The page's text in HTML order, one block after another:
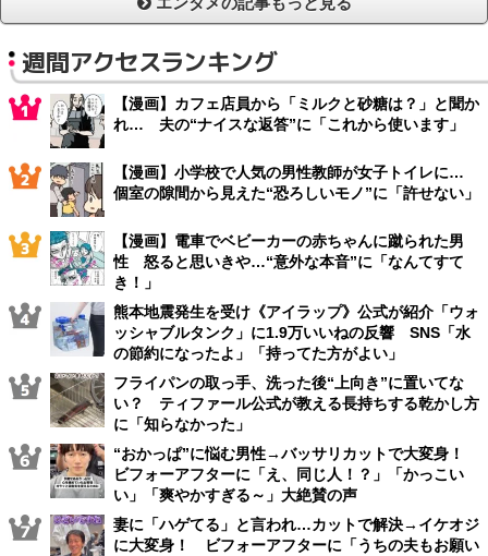
週間アクセスランキング
【漫画】カフェ店員から「ミルクと砂糖は？」と聞か
れ… 夫の“ナイスな返答”に「これから使います」
【漫画】小学校で人気の男性教師が女子トイレに…
個室の隙間から見えた“恐ろしいモノ”に「許せない」
【漫画】電車でベビーカーの赤ちゃんに蹴られた男
性 怒ると思いきや…“意外な本音”に「なんてすて
き！」
熊本地震発生を受け《アイラップ》公式が紹介「ウォ
ッシャブルタンク」に1.9万いいねの反響 SNS「水
の節約になったよ」「持ってた方がよい」
フライパンの取っ手、洗った後“上向き”に置いてな
い？ ティファール公式が教える長持ちする乾かし方
に「知らなかった」
“おかっぱ”に悩む男性→バッサリカットで大変身！
ビフォーアフターに「え、同じ人！？」「かっこい
い」「爽やかすぎる～」大絶賛の声
妻に「ハゲてる」と言われ…カットで解決→イケオジ
に大変身！ ビフォーアフターに「うちの夫もお願い